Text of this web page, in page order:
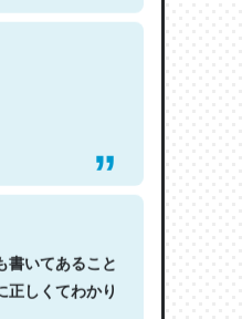
いてあること
正しくてわかり